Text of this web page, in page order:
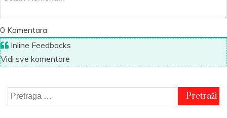
0 Komentara
Inline Feedbacks
Vidi sve komentare
Pretraga
za: